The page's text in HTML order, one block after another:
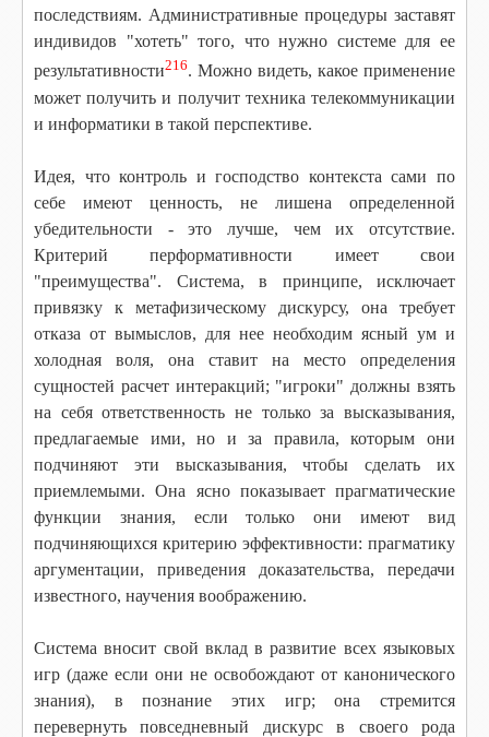
последствиям. Административные процедуры заставят
индивидов "хотеть" того, что нужно системе для ее
результативности216. Можно видеть, какое применение
может получить и получит техника телекоммуникации
и информатики в такой перспективе.
Идея, что контроль и господство контекста сами по
себе имеют ценность, не лишена определенной
убедительности - это лучше, чем их отсутствие.
Критерий перформативности имеет свои
"преимущества". Система, в принципе, исключает
привязку к метафизическому дискурсу, она требует
отказа от вымыслов, для нее необходим ясный ум и
холодная воля, она ставит на место определения
сущностей расчет интеракций; "игроки" должны взять
на себя ответственность не только за высказывания,
предлагаемые ими, но и за правила, которым они
подчиняют эти высказывания, чтобы сделать их
приемлемыми. Она ясно показывает прагматические
функции знания, если только они имеют вид
подчиняющихся критерию эффективности: прагматику
аргументации, приведения доказательства, передачи
известного, научения воображению.
Система вносит свой вклад в развитие всех языковых
игр (даже если они не освобождают от канонического
знания), в познание этих игр; она стремится
перевернуть повседневный дискурс в своего рода